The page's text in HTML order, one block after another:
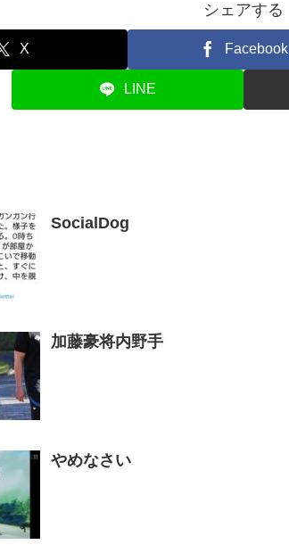
シェアする
X Facebook
LINE
SocialDog
加藤豪将内野手
やめなさい